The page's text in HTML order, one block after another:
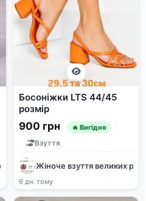
/ Женская обувь больших
Босоніжки LTS 44/45
розмір
900 грн 🔥 Вигідно
Взуття
Жіноче взуття великих
6 дн. тому